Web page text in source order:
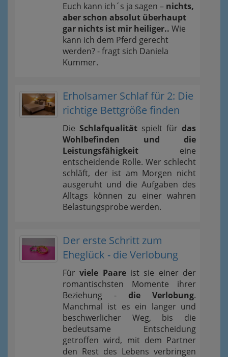
Euch kann ich´s ja sagen – nichts,
aber schon absolut überhaupt
gar nichts ist mir heiliger.. Wie
kann ich dem Pferd gerecht
werden? - fragt sich Daniela
Kummer.
Erholsamer Schlaf für 2: Die
richtige Bettgröße finden
Die Schlafqualität spielt für das
Wohlbefinden und die
Leistungsfähigkeit eine
entscheidende Rolle. Wer schlecht
schläft, der ist am Morgen nicht
ausgeruht und die Aufgaben des
Alltags können zu einer wahren
Belastungsprobe werden.
Der erste Schritt zum
Eheglück - die Verlobung
Fürviele Paareist sie einer der
romantischsten Momente ihrer
Beziehung - die Verlobung.
Manchmal ist es ein langer und
beschwerlicher Weg, bis die
bedeutsame Entscheidung
getroffen wird, mit dem Partner
den Rest des Lebens verbringen